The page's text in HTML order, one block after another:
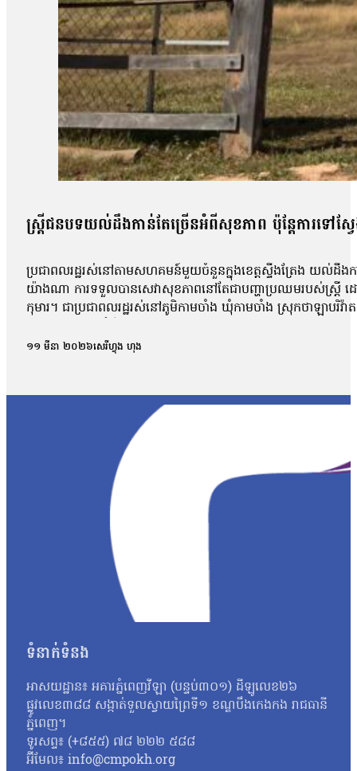
ស្ត្រីជនបទយល់ដឹងកាន់តែច្រើនអំពីសុខភាព ប៉ុន្តែការទៅស្វែ
ប្រជាពលរដ្ឋរស់នៅតាមសហគមន៍មួយចំនួនក្នុងខេត្តស្ទឹងត្រែង យល់ដឹងក
យ៉ាងណា ការទទួលបានសេវាសុខភាពនៅតែជាបញ្ហាប្រឈមរបស់ស្រ្តី ដោយ
កុមារ។ ជាប្រជាពលរដ្ឋរស់នៅភូមិកាមចាំង ឃុំកាមចាំង ស្រុកថាឡាបរិវ៉
នៅពេលដែលយើងឈឺធ្ងន់ដែលពេទ្យក្នុងភូមិលែងទទួលបាន យើងទៅទទួ
និងទទួលការថែទាំនៅមន្ទីរពេទ្យជាប្រចាំ។ អ្នកស្រី លៀវ ឡុង ដែលជាជ
មិនទាន់មានសេវាពេទ្យគ្រប់គ្រាន់នៅឡើយ។ ទោះជាយ៉ាងណា អ្នកស្រីថ
ចំណែកស្រ្តីម្នាក់ទៀត គឺអ្នកស្រី ព្រំ សារ៉ា រស់នៅភូមិរំដេង ឃុំចម្ការលើ
បំប៉ននោះទេ។ អ្នកស្រីបន្តថា បច្ចុប្បន្នអ្នកស្រីមានជំងឺប្រចាំកាយ ដូច
៣២ គីឡូម៉ែត្រ និងត្រូវចំណាយពេលធ្វើដំណើរជាងមួយម៉ោង។មានអាយុ
ការណែនាំអំពីការពន្យារកំណើតដែលសមស្របសម្រាប់សុខភាពរបស់អ្នកស្
ទៅ៤ពាន់ទៅ៥ពាន់ ហើយខ្ញុំទៅយកថ្នាំមណ្ឌលសព្វថ្ងៃនឹងខ្ញុំទៅយកថ្នាំ
សង្ឃឹមថា នឹងមានសេវាពេទ្យកាន់តែងាយស្រួល និងមានតម្លៃសមរម្
អាស្រ័យទៅលើស្ថានភាពនៃជំងឺ។ រីឯ អ្នកស្រី លាង សុខា អាយុ ២៥ ឆ្ន
ក្នុងអំឡុងពេលមានផ្ទៃពោះ អ្នកស្រីបានផ្លាស់ទៅរស់នៅផ្ទះម្តាយបណ្
ចំនួន ៤ ដង តាមការណាត់របស់គ្រូពេទ្យ។ អ្នកស្រីបានបង្ហាញការយល់
សុខភាពតាមពេលវេលាដែលគ្រូពេទ្យបានណាត់។ បច្ចុប្បន្ន ទារករប
ការធ្វើដំណើរផ្លូវឆ្ងាយ។ ដោយសារអ្នកស្រីមានការងារជាគ្រូបង្រៀនន
និយាយថា៖«ខ្ញុំពិបាករឿងផ្លូវដោយសារតែខ្ញុំធ្វើការរាងឆ្ងាយអីទៅឡ
ឆ្ងាយផ្លូវរលាក់ ពេទ្យណែនាំដែរពេលនោះក៏ឈប់សម្រាក ហើយពេលពេទ្
មានកម្រិត ដោយសារថវិកាឃុំមានកំណត់ ដូច្នេះការអភិវឌ្ឍន៍ត្រូវអនុវត្
គីង្គក់ដូចសម្តេច ធ្វើម៉េចយើងមិនចេះតែលើកជប់អីណា ធ្វើតាមរយៈម
ភាពចម្ការលើ…
១១ មីនា ២០២៦សេរីហ្វុង ហុង
ទំនាក់ទំនង
អាសយដ្ឋាន៖ អគារភ្នំពេញវីឡា (បន្ទប់៣០១) ដីឡូលេខ២៦
ផ្លូវលេខ៣៨៨ សង្កាត់ទួលស្វាយព្រៃទី១ ខណ្ឌបឹងកេងកង រាជធានី
ភ្នំពេញ។
ទូរសព្ទ៖ (+៨៥៥) ៧៨ ២២២ ៥៨៨
អ៊ីមែល៖ info@cmpokh.org